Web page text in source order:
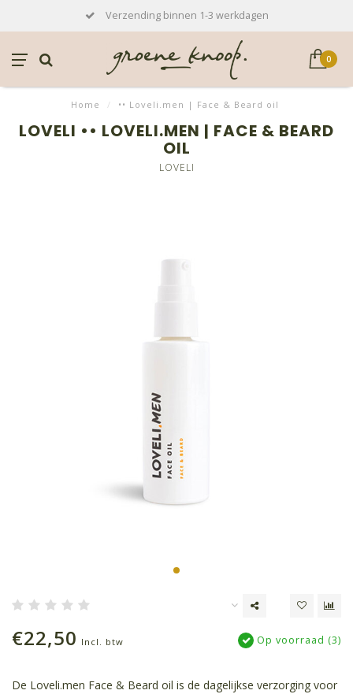
Verzending binnen 1-3 werkdagen
0
Home / •• Loveli.men | Face & Beard oil
LOVELI •• LOVELI.MEN | FACE & BEARD
OIL
LOVELI
€22,50 Incl. btw Op voorraad (3)
De Loveli.men Face & Beard oil is de dagelijkse verzorging voor